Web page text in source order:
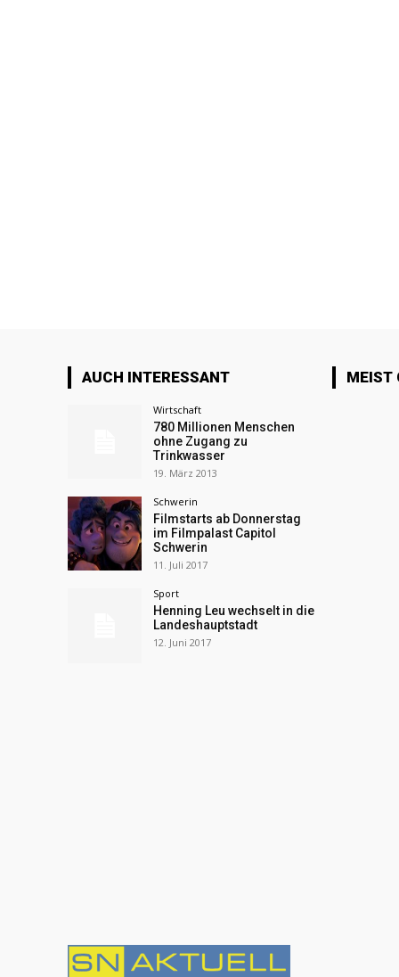
AUCH INTERESSANT
Wirtschaft
780 Millionen Menschen
ohne Zugang zu
Trinkwasser
19. März 2013
Schwerin
Filmstarts ab Donnerstag
im Filmpalast Capitol
Schwerin
11. Juli 2017
Sport
Henning Leu wechselt in die
Landeshauptstadt
12. Juni 2017
MEIST